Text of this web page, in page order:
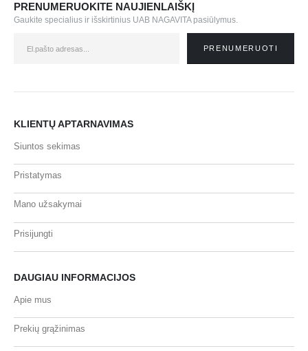
PRENUMERUOKITE NAUJIENLAIŠKĮ
Gaukite specialius ir išskirtinius UAB NAGAVITA pasiūlymus.
KLIENTŲ APTARNAVIMAS
Siuntos sekimas
Pristatymas
Mano užsakymai
Prisijungti
DAUGIAU INFORMACIJOS
Apie mus
Prekių grąžinimas